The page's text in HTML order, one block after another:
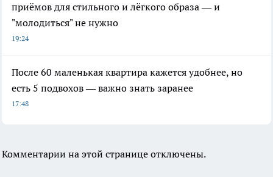
приёмов для стильного и лёгкого образа — и
"молодиться" не нужно
19:24
После 60 маленькая квартира кажется удобнее, но
есть 5 подвохов — важно знать заранее
17:48
Комментарии на этой странице отключены.